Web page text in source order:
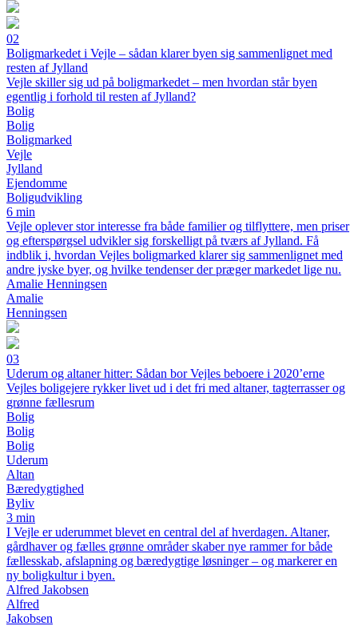
02
Boligmarkedet i Vejle – sådan klarer byen sig sammenlignet med
resten af Jylland
Vejle skiller sig ud på boligmarkedet – men hvordan står byen
egentlig i forhold til resten af Jylland?
Bolig
Bolig
Boligmarked
Vejle
Jylland
Ejendomme
Boligudvikling
6 min
Vejle oplever stor interesse fra både familier og tilflyttere, men priser
og efterspørgsel udvikler sig forskelligt på tværs af Jylland. Få
indblik i, hvordan Vejles boligmarked klarer sig sammenlignet med
andre jyske byer, og hvilke tendenser der præger markedet lige nu.
Amalie Henningsen
Amalie
Henningsen
03
Uderum og altaner hitter: Sådan bor Vejles beboere i 2020’erne
Vejles boligejere rykker livet ud i det fri med altaner, tagterrasser og
grønne fællesrum
Bolig
Bolig
Bolig
Uderum
Altan
Bæredygtighed
Byliv
3 min
I Vejle er uderummet blevet en central del af hverdagen. Altaner,
gårdhaver og fælles grønne områder skaber nye rammer for både
fællesskab, afslapning og bæredygtige løsninger – og markerer en
ny boligkultur i byen.
Alfred Jakobsen
Alfred
Jakobsen